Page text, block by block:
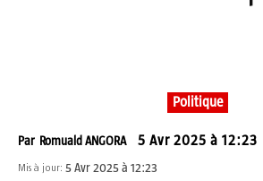
Politique
Par Romuald ANGORA 5 Avr 2025 à 12:23
Mis à jour: 5 Avr 2025 à 12:23